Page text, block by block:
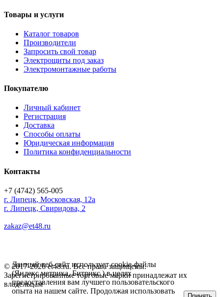
Товары и услуги
Каталог товаров
Производители
Запросить свой товар
Электрощиты под заказ
Электромонтажные работы
Покупателю
Личный кабинет
Регистрация
Доставка
Способы оплаты
Юридическая информация
Политика конфиденциальности
Контакты
+7 (4742) 565-005
г. Липецк, Московская, 12а
г. Липецк, Свиридова, 2
zakaz@et48.ru
© 2017-2026 et48.ru. Все права защищены.
Зарегистрированные торговые марки принадлежат их
владельцам
Данный веб-сайт использует cookie-файлы
(Яндекс метрика, Битрикс ) в целях
предоставления вам лучшего пользовательского
опыта на нашем сайте. Продолжая использовать
Принять